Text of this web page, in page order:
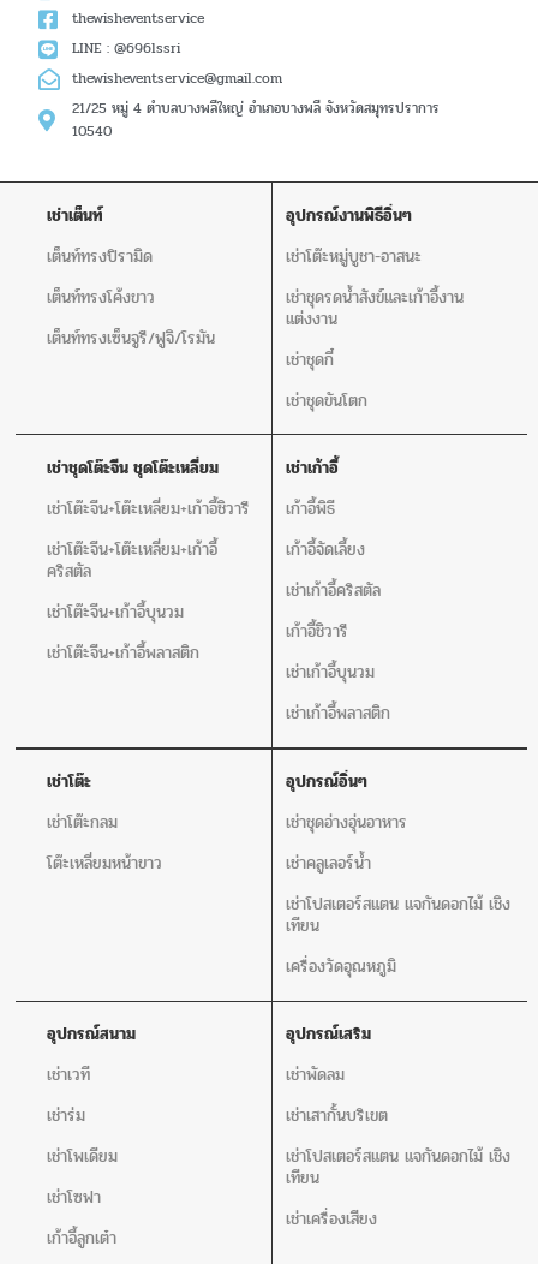
thewisheventservice
LINE : @696lssri
thewisheventservice@gmail.com
21/25 หมู่ 4 ตำบลบางพลีใหญ่ อำเภอบางพลี จังหวัดสมุทรปราการ
10540
เช่าเต็นท์
เต็นท์ทรงปิรามิด
เต็นท์ทรงโค้งขาว
เต็นท์ทรงเซ็นจูรี/ฟูจิ/โรมัน
อุปกรณ์งานพิธีอิ่นๆ
เช่าโต๊ะหมู่บูชา-อาสนะ
เช่าชุดรดน้ำสังข์และเก้าอี้งาน
แต่งงาน
เช่าชุดกี๋
เช่าชุดขันโตก
เช่าชุดโต๊ะจีน ชุดโต๊ะเหลี่ยม
เช่าโต๊ะจีน+โต๊ะเหลี่ยม+เก้าอี้ชิวารี
เช่าโต๊ะจีน+โต๊ะเหลี่ยม+เก้าอี้
คริสตัล
เช่าโต๊ะจีน+เก้าอี้บุนวม
เช่าโต๊ะจีน+เก้าอี้พลาสติก
เช่าเก้าอี้
เก้าอี้พิธี
เก้าอี้จัดเลี้ยง
เช่าเก้าอี้คริสตัล
เก้าอี้ชิวารี
เช่าเก้าอี้บุนวม
เช่าเก้าอี้พลาสติก
เช่าโต๊ะ
เช่าโต๊ะกลม
โต๊ะเหลี่ยมหน้าขาว
อุปกรณ์อิ่นๆ
เช่าชุดอ่างอุ่นอาหาร
เช่าคลูเลอร์น้ำ
เช่าโปสเตอร์สแตน แจกันดอกไม้ เชิง
เทียน
เครื่องวัดอุณหภูมิ
อุปกรณ์สนาม
เช่าเวที
เช่าร่ม
เช่าโพเดียม
เช่าโซฟา
เก้าอี้ลูกเต๋า
อุปกรณ์เสริม
เช่าพัดลม
เช่าเสากั้นบริเขต
เช่าโปสเตอร์สแตน แจกันดอกไม้ เชิง
เทียน
เช่าเครื่องเสียง